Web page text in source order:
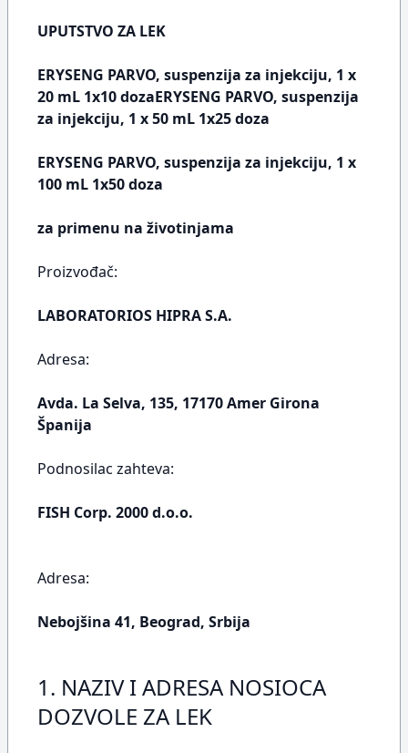
UPUTSTVO ZA LEK
ERYSENG PARVO, suspenzija za injekciju, 1 x
20 mL 1x10 dozaERYSENG PARVO, suspenzija
za injekciju, 1 x 50 mL 1x25 doza
ERYSENG PARVO, suspenzija za injekciju, 1 x
100 mL 1x50 doza
za primenu na životinjama
Proizvođač:
LABORATORIOS HIPRA S.A.
Adresa:
Avda. La Selva, 135, 17170 Amer Girona
Španija
Podnosilac zahteva:
FISH Corp. 2000 d.o.o.
Adresa:
Nebojšina 41, Beograd, Srbija
1. NAZIV I ADRESA NOSIOCA
DOZVOLE ZA LEK